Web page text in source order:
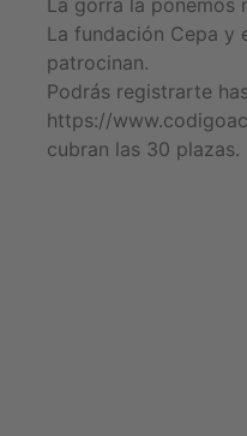
La gorra la ponemos
La fundación Cepa y
patrocinan.
Podrás registrarte
https://
cubran las 30 plazas.